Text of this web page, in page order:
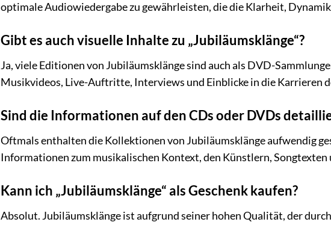
optimale Audiowiedergabe zu gewährleisten, die die Klarheit,
Gibt es auch visuelle Inhalte zu „Jubiläumsklänge“?
Ja, viele Editionen von Jubiläumsklänge sind auch als DVD-
Musikvideos, Live-Auftritte, Interviews und Einblicke in die Karrieren
Sind die Informationen auf den CDs oder DVDs
Oftmals enthalten die Kollektionen von Jubiläumsklänge aufwendig
Informationen zum musikalischen Kontext, den Künstlern,
Kann ich „Jubiläumsklänge“ als Geschenk kaufen?
Absolut. Jubiläumsklänge ist aufgrund seiner hohen Qualität, der